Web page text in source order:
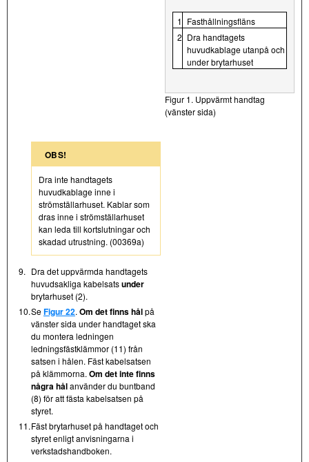
1 Fasthållningsfläns
2 Dra handtagets
huvudkablage utanpå och
under brytarhuset
Figur 1. Uppvärmt handtag
(vänster sida)
OBS!
Dra inte handtagets
huvudkablage inne i
strömställarhuset. Kablar som
dras inne i strömställarhuset
kan leda till kortslutningar och
skadad utrustning. (00369a)
9. Dra det uppvärmda handtagets
huvudsakliga kabelsatsunder
brytarhuset (2).
10.SeFigur 22. Om det finns hålpå
vänster sida under handtaget ska
du montera ledningen
ledningsfästklämmor (11) från
satsen i hålen. Fäst kabelsatsen
på klämmorna. Om det inte finns
några hålanvänder du buntband
(8) för att fästa kabelsatsen på
styret.
11.Fäst brytarhuset på handtaget och
styret enligt anvisningarna i
verkstadshandboken.